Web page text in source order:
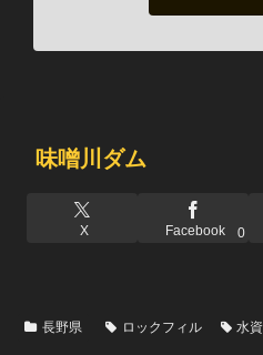
味噌川ダム
X Facebook 0
長野県 ロックフィル 水